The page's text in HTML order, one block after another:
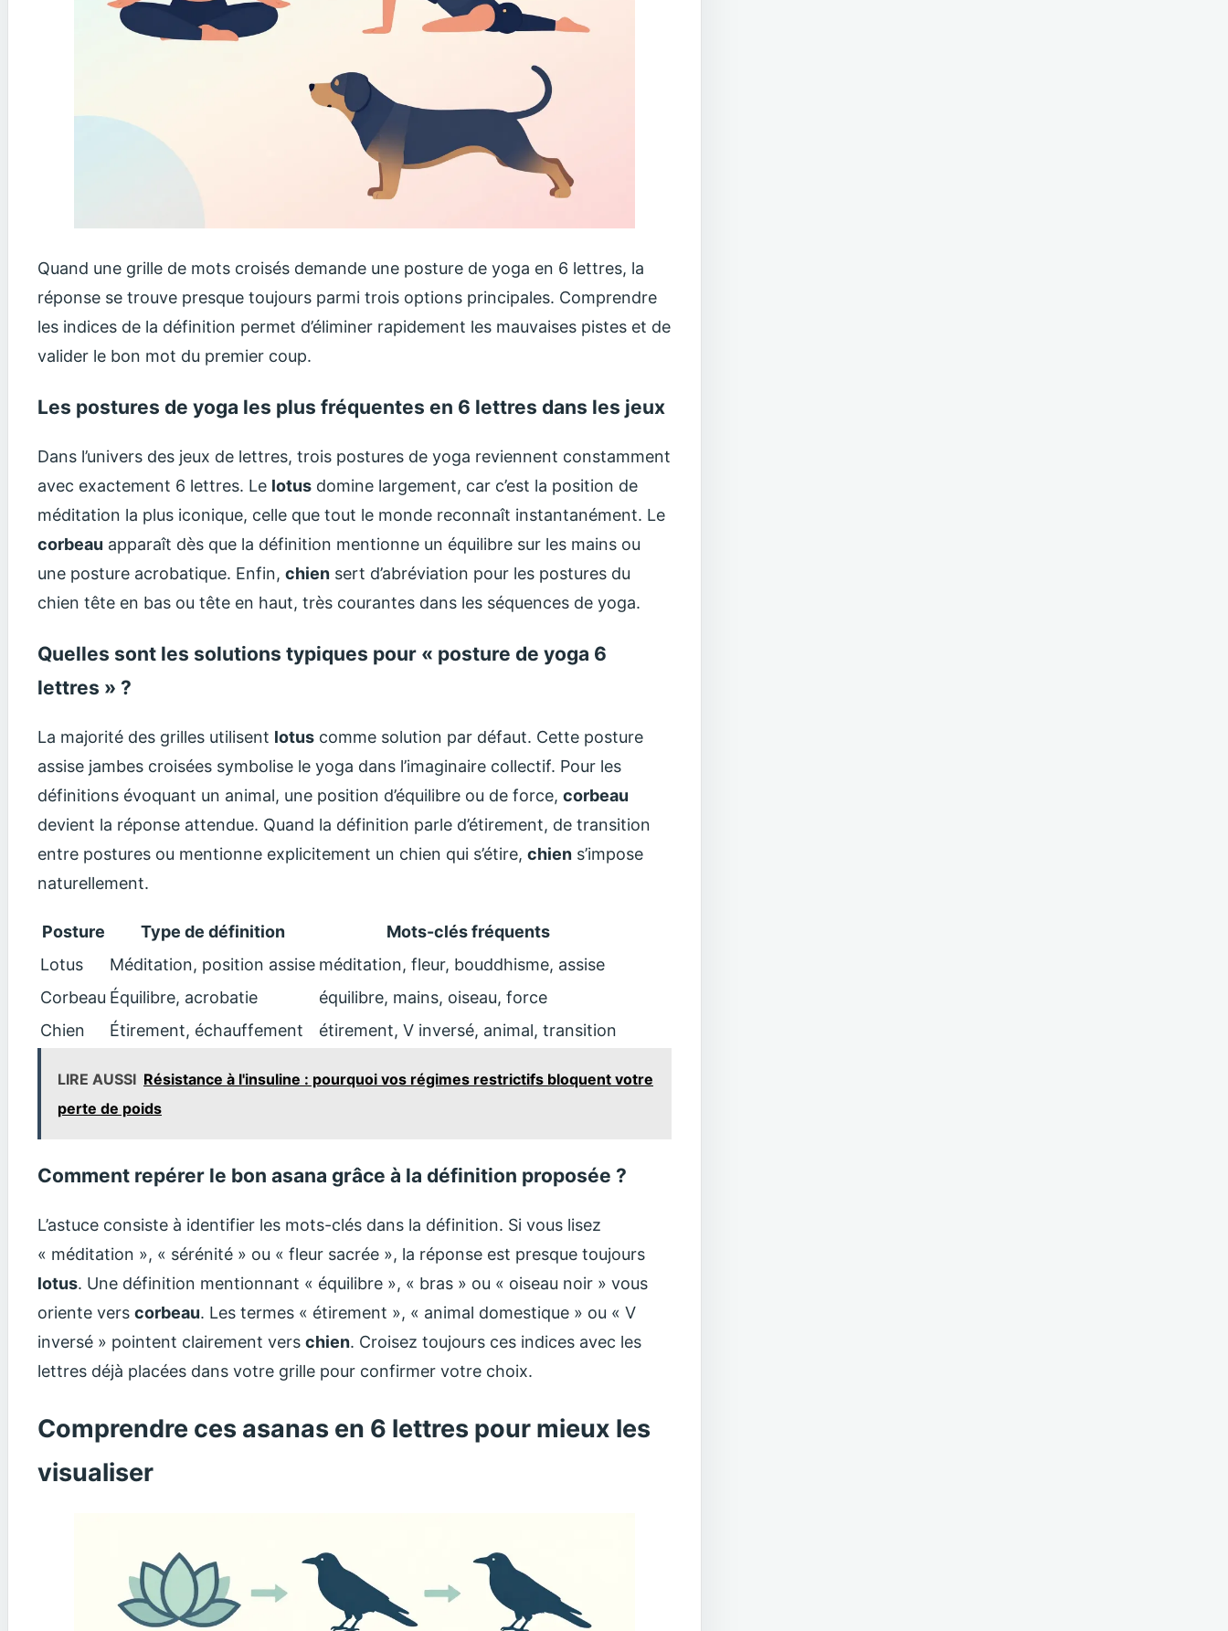
Quand une grille de mots croisés demande une posture de yoga en 6 lettres, la
réponse se trouve presque toujours parmi trois options principales. Comprendre
les indices de la définition permet d’éliminer rapidement les mauvaises pistes et de
valider le bon mot du premier coup.
Les postures de yoga les plus fréquentes en 6 lettres dans les jeux
Dans l’univers des jeux de lettres, trois postures de yoga reviennent constamment
avec exactement 6 lettres. Le lotus domine largement, car c’est la position de
méditation la plus iconique, celle que tout le monde reconnaît instantanément. Le
corbeau apparaît dès que la définition mentionne un équilibre sur les mains ou
une posture acrobatique. Enfin, chien sert d’abréviation pour les postures du
chien tête en bas ou tête en haut, très courantes dans les séquences de yoga.
Quelles sont les solutions typiques pour « posture de yoga 6
lettres » ?
La majorité des grilles utilisent lotus comme solution par défaut. Cette posture
assise jambes croisées symbolise le yoga dans l’imaginaire collectif. Pour les
définitions évoquant un animal, une position d’équilibre ou de force, corbeau
devient la réponse attendue. Quand la définition parle d’étirement, de transition
entre postures ou mentionne explicitement un chien qui s’étire, chien s’impose
naturellement.
Posture Type de définition
Mots-clés fréquents
Lotus
Méditation, position assise méditation, fleur, bouddhisme, assise
Corbeau Équilibre, acrobatie
équilibre, mains, oiseau, force
Chien
Étirement, échauffement étirement, V inversé, animal, transition
LIRE AUSSI Résistance à l'insuline : pourquoi vos régimes restrictifs bloquent votre
perte de poids
Comment repérer le bon asana grâce à la définition proposée ?
L’astuce consiste à identifier les mots-clés dans la définition. Si vous lisez
« méditation », « sérénité » ou « fleur sacrée », la réponse est presque toujours
lotus. Une définition mentionnant « équilibre », « bras » ou « oiseau noir » vous
oriente vers corbeau. Les termes « étirement », « animal domestique » ou « V
inversé » pointent clairement vers chien. Croisez toujours ces indices avec les
lettres déjà placées dans votre grille pour confirmer votre choix.
Comprendre ces asanas en 6 lettres pour mieux les
visualiser